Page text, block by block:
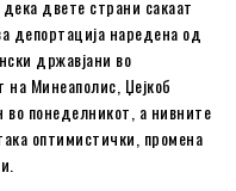
двете страни сакаат
депортација наредена од
државјани во
Минеаполис, Џејкоб
во понеделникот, а нивните
оптимистички, промена